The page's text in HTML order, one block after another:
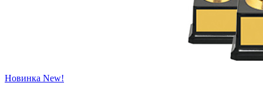
Новинка New!